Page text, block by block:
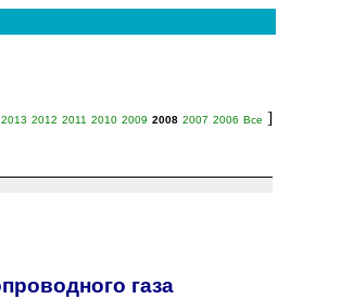
2013 2012 2011 2010 2009 2008 2007 2006 Все ]
газа